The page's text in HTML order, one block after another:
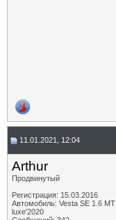
11.01.2021, 12:04
Arthur
Продвинутый
Регистрация: 15.03.2016
Автомобиль: Vesta SE 1.6 MT
luxe'2020